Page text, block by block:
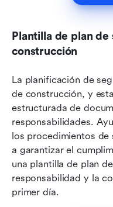
Plantilla de plan
construcción
La planificación de
de construcción, y
estructurada de
responsabilidades.
los procedimientos
a garantizar el
una plantilla de plan
responsabilidad y la
primer día.